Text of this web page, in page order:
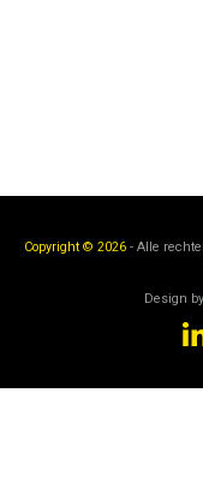
Copyright © 2026 - Alle
Design by